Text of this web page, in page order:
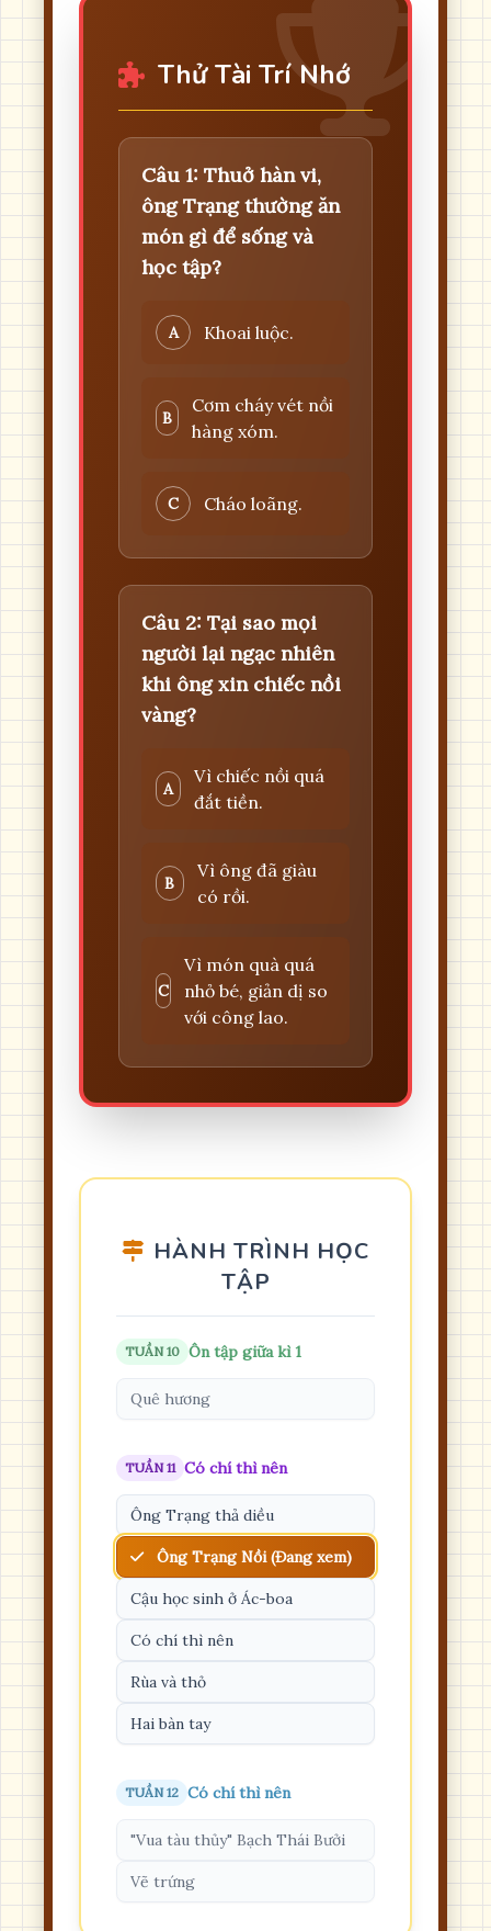
Thử Tài Trí Nhớ
Câu 1: Thuở hàn vi,
ông Trạng thường ăn
món gì để sống và
học tập?
A Khoai luộc.
B
Cơm cháy vét nồi
hàng xóm.
C Cháo loãng.
Câu 2: Tại sao mọi
người lại ngạc nhiên
khi ông xin chiếc nồi
vàng?
A
Vì chiếc nồi quá
đắt tiền.
B
Vì ông đã giàu
có rồi.
C
Vì món quà quá
nhỏ bé, giản dị so
với công lao.
HÀNH TRÌNH HỌC
TẬP
TUẦN 10 Ôn tập giữa kì 1
Quê hương
TUẦN 11 Có chí thì nên
Ông Trạng thả diều
Ông Trạng Nồi (Đang xem)
Cậu học sinh ở Ác-boa
Có chí thì nên
Rùa và thỏ
Hai bàn tay
TUẦN 12 Có chí thì nên
"Vua tàu thủy" Bạch Thái Bưởi
Vẽ trứng